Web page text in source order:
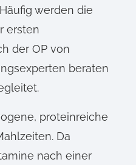
werden die
ersten
der OP von
beraten
proteinreiche
Da
nach einer